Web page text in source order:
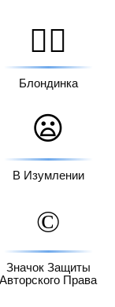
👱‍♀️
Блондинка
😦
В Изумлении
©️
Значок Защиты
Авторского Права